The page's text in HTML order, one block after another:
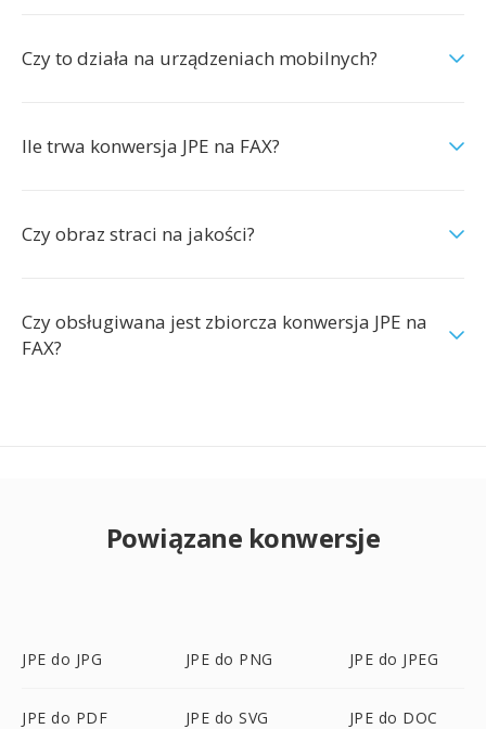
Czy to działa na urządzeniach mobilnych?
Ile trwa konwersja JPE na FAX?
Czy obraz straci na jakości?
Czy obsługiwana jest zbiorcza konwersja JPE na
FAX?
Powiązane konwersje
JPE do JPG JPE do PNG JPE do JPEG
JPE do PDF JPE do SVG JPE do DOC